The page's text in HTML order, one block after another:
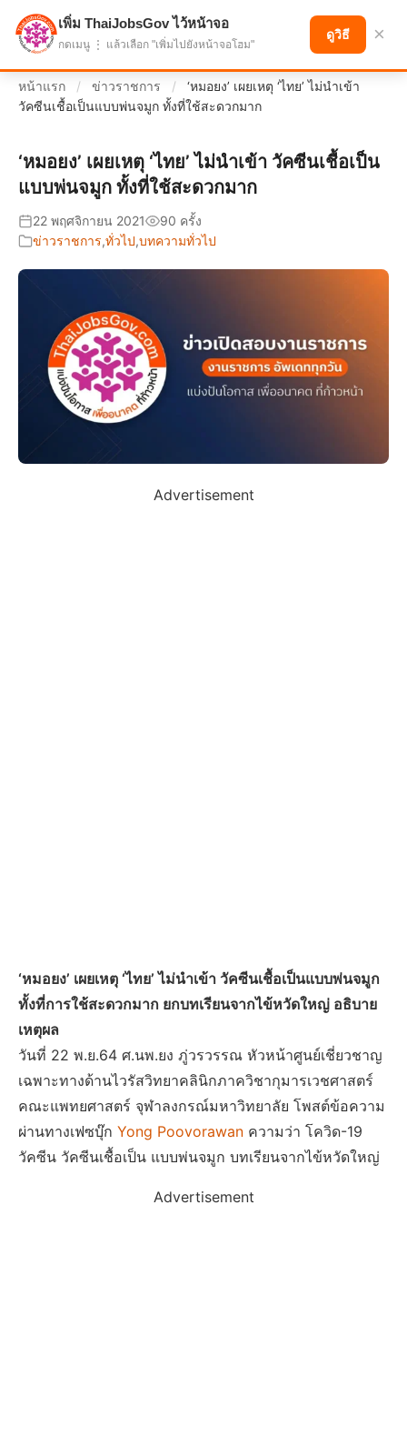
แบ่งปันโอกาส เพื่ออนาคตที่ก้าวหน้า
หน้าแรก / ข่าวราชการ /
‘หมอยง’ เผยเหตุ ‘ไทย’ ไม่นำเข้า
วัคซีนเชื้อเป็นแบบพ่นจมูก ทั้งที่ใช้สะดวกมาก
‘หมอยง’ เผยเหตุ ‘ไทย’ ไม่นำเข้า วัคซีนเชื้อเป็น
แบบพ่นจมูก ทั้งที่ใช้สะดวกมาก
22 พฤศจิกายน 2021
90 ครั้ง
ข่าวราชการ,ทั่วไป,บทความทั่วไป
Advertisement
‘หมอยง’ เผยเหตุ ‘ไทย’ ไม่นำเข้า วัคซีนเชื้อเป็นแบบพ่นจมูก
ทั้งที่การใช้สะดวกมาก ยกบทเรียนจากไข้หวัดใหญ่ อธิบาย
เหตุผล
วันที่ 22 พ.ย.64 ศ.นพ.ยง ภู่วรวรรณ หัวหน้าศูนย์เชี่ยวชาญ
เฉพาะทางด้านไวรัสวิทยาคลินิกภาควิชากุมารเวชศาสตร์
คณะแพทยศาสตร์ จุฬาลงกรณ์มหาวิทยาลัย โพสต์ข้อความ
ผ่านทางเฟซบุ๊ก Yong Poovorawan ความว่า โควิด-19
วัคซีน วัคซีนเชื้อเป็น แบบพ่นจมูก บทเรียนจากไข้หวัดใหญ่
Advertisement
เพิ่ม ThaiJobsGov ไว้หน้าจอ
กดเมนู ⋮ แล้วเลือก "เพิ่มไปยังหน้าจอโฮม"
ดูวิธี ×